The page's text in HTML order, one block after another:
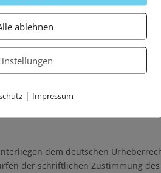
Einfluss haben. Deshalb
oder Betreiber der Seiten
Inhalte waren zum Zeitpunkt der
Anhaltspunkte einer
dem deutschen
der schriftlichen Zustimmung
ablehnen
| Impressum